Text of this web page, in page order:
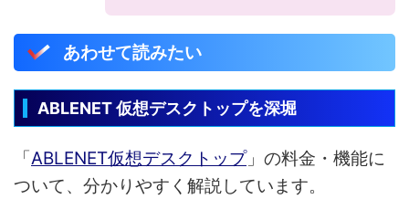
あわせて読みたい
ABLENET 仮想デスクトップを深堀
「ABLENET仮想デスクトップ」の料金・機能に
ついて、分かりやすく解説しています。